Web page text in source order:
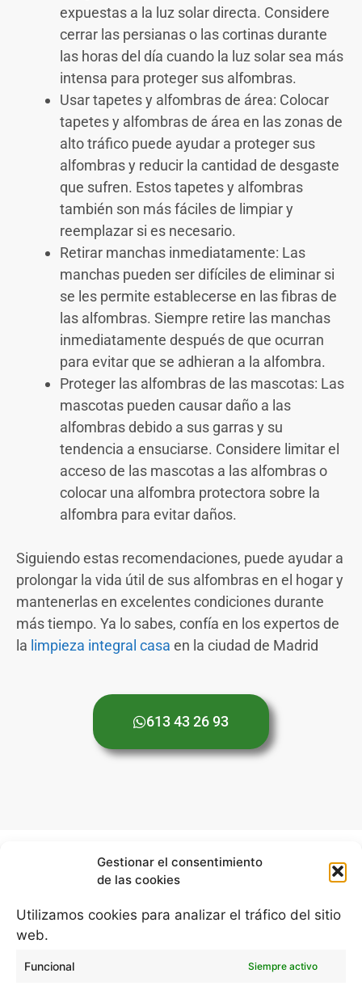
Gestionar el consentimiento
de las cookies
Utilizamos cookies para analizar el tráfico del sitio
web.
Funcional Siempre activo
expuestas a la luz solar directa. Considere
cerrar las persianas o las cortinas durante
las horas del día cuando la luz solar sea más
intensa para proteger sus alfombras.
Usar tapetes y alfombras de área: Colocar
tapetes y alfombras de área en las zonas de
alto tráfico puede ayudar a proteger sus
alfombras y reducir la cantidad de desgaste
que sufren. Estos tapetes y alfombras
también son más fáciles de limpiar y
reemplazar si es necesario.
Retirar manchas inmediatamente: Las
manchas pueden ser difíciles de eliminar si
se les permite establecerse en las fibras de
las alfombras. Siempre retire las manchas
inmediatamente después de que ocurran
para evitar que se adhieran a la alfombra.
Proteger las alfombras de las mascotas: Las
mascotas pueden causar daño a las
alfombras debido a sus garras y su
tendencia a ensuciarse. Considere limitar el
acceso de las mascotas a las alfombras o
colocar una alfombra protectora sobre la
alfombra para evitar daños.
Siguiendo estas recomendaciones, puede ayudar a
prolongar la vida útil de sus alfombras en el hogar y
mantenerlas en excelentes condiciones durante
más tiempo. Ya lo sabes, confía en los expertos de
la limpieza integral casa en la ciudad de Madrid
613 43 26 93
Blog de limpieza a domicilio
Política de cookies (UE)
Aviso legal y política de privacidad